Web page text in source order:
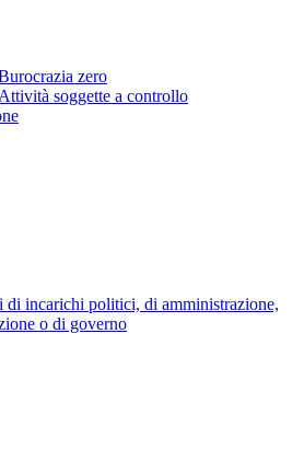
zero
Attività soggette a controllo
di incarichi politici, di amministrazione,
o di governo